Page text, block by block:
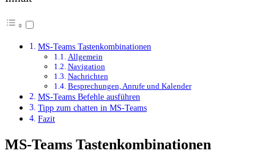
MS-Teams Tastenkombinationen
Allgemein
Navigation
Nachrichten
Besprechungen, Anrufe und Kalender
MS-Teams Befehle ausführen
Tipp zum chatten in MS-Teams
Fazit
MS-Teams Tastenkombinationen